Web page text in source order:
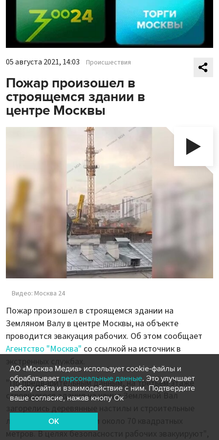
05 августа 2021, 14:03 Происшествия
Пожар произошел в
строящемся здании в
центре Москвы
Видео: Москва 24
Пожар произошел в строящемся здании на
Земляном Валу в центре Москвы, на объекте
проводится эвакуация рабочих. Об этом сообщает
Агентство "Москва" со ссылкой на источник в
"По предварительным данным, на третьем этаже
строящегося здания на улице Земляной Вал
леса на общей площади около 70 квадратных
метров. В целях безопасности рабочих эвакуируют",
АО «Москва Медиа» использует cookie-файлы и
обрабатывает персональные данные. Это улучшает
работу сайта и взаимодействие с ним. Подтвердите
ваше согласие, нажав кнопу Ок
OK